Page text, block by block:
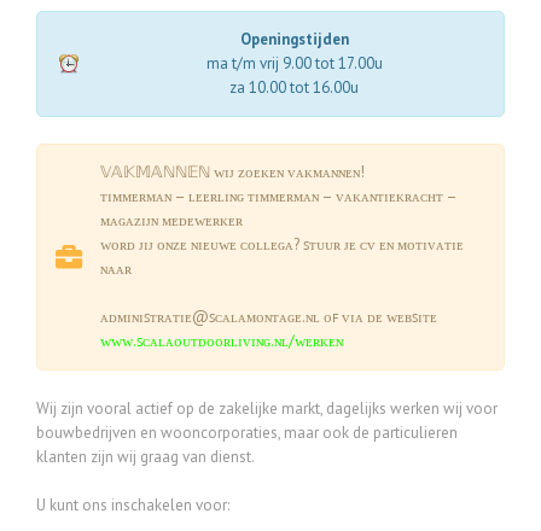
Openingstijden
ma t/m vrij 9.00 tot 17.00u
za 10.00 tot 16.00u
𝕍𝔸𝕂𝕄𝔸ℕℕ𝔼ℕ ᴡɪᴊ ᴢᴏᴇᴋᴇɴ ᴠᴀᴋᴍᴀɴɴᴇɴ!
ᴛɪᴍᴍᴇʀᴍᴀɴ – ʟᴇᴇʀʟɪɴɢ ᴛɪᴍᴍᴇʀᴍᴀɴ – ᴠᴀᴋᴀɴᴛɪᴇᴋʀᴀᴄʜᴛ –
ᴍᴀɢᴀᴢɪᴊɴ ᴍᴇᴅᴇᴡᴇʀᴋᴇʀ
ᴡᴏʀᴅ ᴊɪᴊ ᴏɴᴢᴇ ɴɪᴇᴜᴡᴇ ᴄᴏʟʟᴇɢᴀ? ꜱᴛᴜᴜʀ ᴊᴇ ᴄᴠ ᴇɴ ᴍᴏᴛɪᴠᴀᴛɪᴇ
ɴᴀᴀʀ
ᴀᴅᴍɪɴɪꜱᴛʀᴀᴛɪᴇ@ꜱᴄᴀʟᴀᴍᴏɴᴛᴀɢᴇ.ɴʟ ᴏꜰ ᴠɪᴀ ᴅᴇ ᴡᴇʙꜱɪᴛᴇ
ᴡᴡᴡ.ꜱᴄᴀʟᴀᴏᴜᴛᴅᴏᴏʀʟɪᴠɪɴɢ.ɴʟ/ᴡᴇʀᴋᴇɴ
Wij zijn vooral actief op de zakelijke markt, dagelijks werken wij voor
bouwbedrijven en wooncorporaties, maar ook de particulieren
klanten zijn wij graag van dienst.
U kunt ons inschakelen voor: